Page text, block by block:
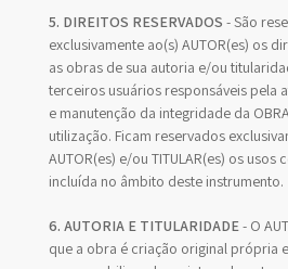
5. DIREITOS RESERVADOS - São
exclusivamente ao(s) AUTOR(es) os
as obras de sua autoria e/ou
terceiros usuários responsáveis pela
e manutenção da integridade da
utilização. Ficam reservados
AUTOR(es) e/ou TITULAR(es) os usos
incluída no âmbito deste instrumento.
6. AUTORIA E TITULARIDADE- O
que a obra é criação original própria